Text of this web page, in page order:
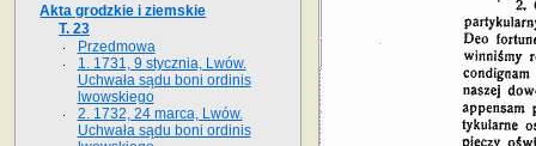
Akta grodzkie i ziemskie
T. 23
Przedmowa
1. 1731, 9 stycznia, Lwów.
Uchwała sądu boni ordinis
lwowskiego
2. 1732, 24 marca, Lwów.
Uchwała sądu boni ordinis